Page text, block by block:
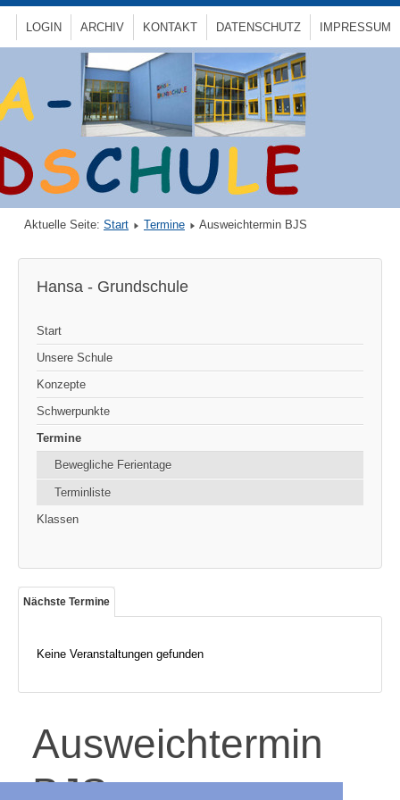
IMPRESSUM
DATENSCHUTZ
KONTAKT
ARCHIV
LOGIN
Aktuelle Seite: Start Termine Ausweichtermin BJS
Hansa - Grundschule
Start
Unsere Schule
Konzepte
Schwerpunkte
Termine
Bewegliche Ferientage
Terminliste
Klassen
Nächste Termine
Keine Veranstaltungen gefunden
Ausweichtermin